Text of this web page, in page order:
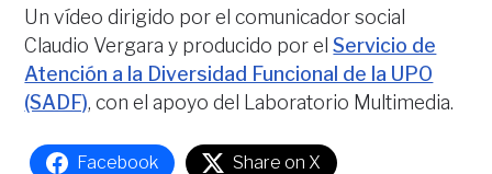
Un vídeo dirigido por el comunicador social
Claudio Vergara y producido por elServicio de
Atención a la Diversidad Funcional de la UPO
(SADF), con el apoyo del Laboratorio Multimedia.
Facebook Share on X